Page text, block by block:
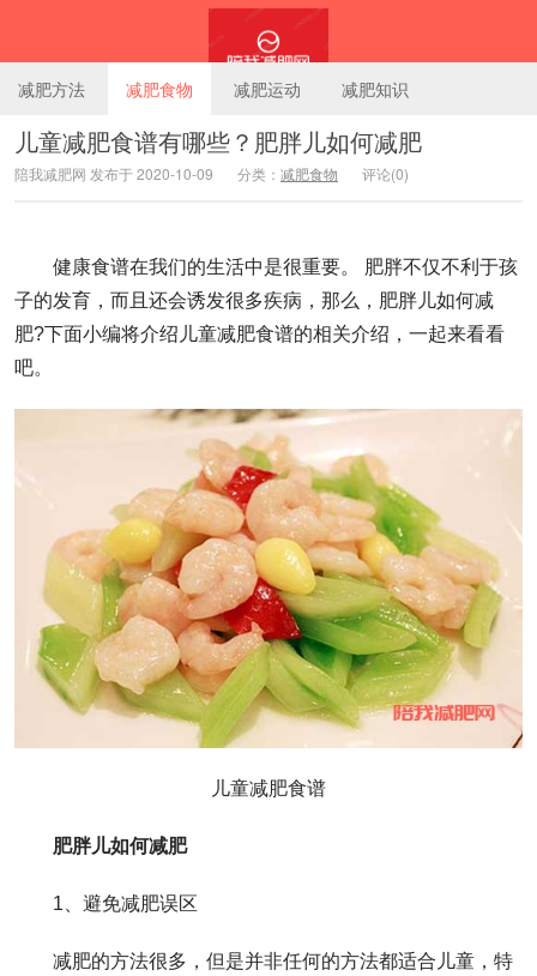
陪我减肥网
减肥方法 减肥食物 减肥运动 减肥知识
儿童减肥食谱有哪些？肥胖儿如何减肥
陪我减肥网 发布于 2020-10-09 分类： 减肥食物 评论(0)
健康食谱在我们的生活中是很重要。 肥胖不仅不利于孩
子的发育，而且还会诱发很多疾病，那么，肥胖儿如何减
肥?下面小编将介绍儿童减肥食谱的相关介绍，一起来看看
吧。
儿童减肥食谱
肥胖儿如何减肥
1、避免减肥误区
减肥的方法很多，但是并非任何的方法都适合儿童，特